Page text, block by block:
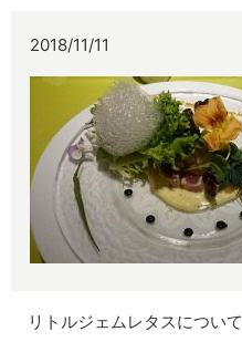
2018/11/11
リトルジェムレタスについて